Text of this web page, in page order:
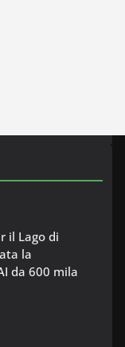
il Lago di
la
da 600 mila